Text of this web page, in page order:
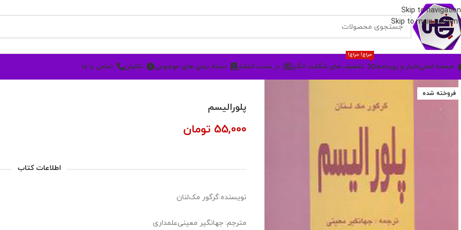
Skip to navigation
Skip to main content
صفحه اصلیاخبار و رویدادها تخفیف های شگفت انگیز
حراج! حراج!
در دست انتشار دسته بندی های موضوعی ناشران تماس با ما
فروخته شده
پلورالیسم
55,000 تومان
اطلاعات کتاب
نویسنده:گرگور مک‌لنان
مترجم: جهانگیر معینی‌علمداری